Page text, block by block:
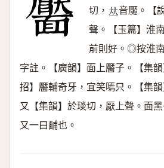
切， 𠀤音魘。【
聲。【玉篇】淮
前則好。◎按淮
字註。【廣韻】面上靨子。【集
招】靨輔奇牙，宜笑嘕只。【集
又【集韻】於琰切，厭上聲。面黑
又一曰䩉也。